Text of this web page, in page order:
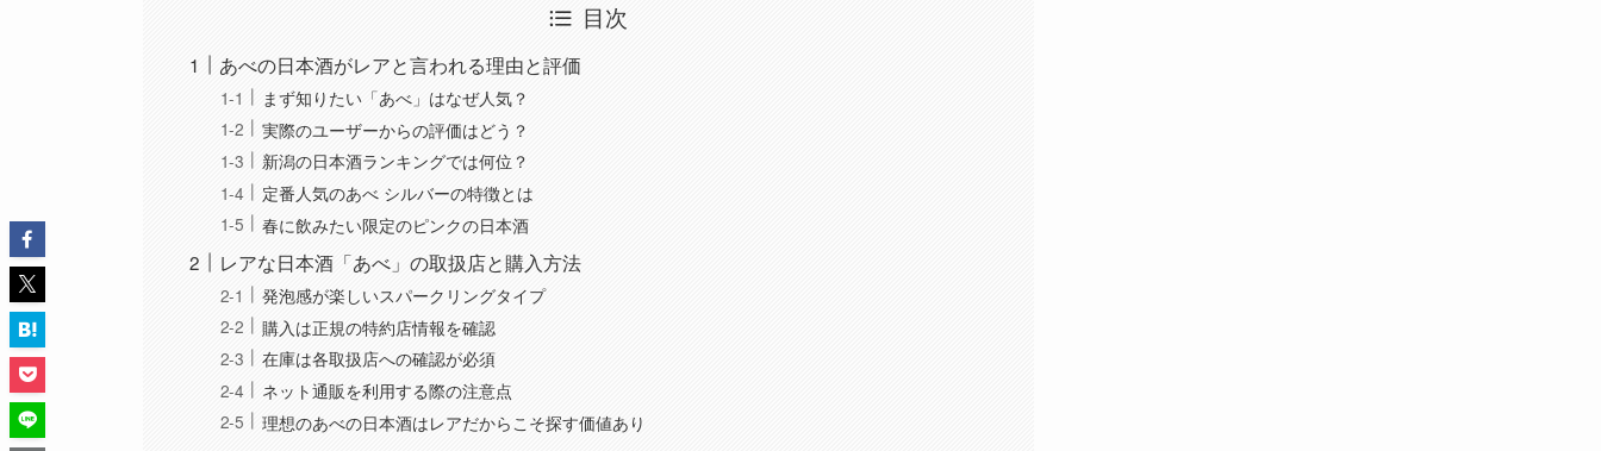
目次
あべの日本酒がレアと言われる理由と評価
まず知りたい「あべ」はなぜ人気？
実際のユーザーからの評価はどう？
新潟の日本酒ランキングでは何位？
定番人気のあべ シルバーの特徴とは
春に飲みたい限定のピンクの日本酒
レアな日本酒「あべ」の取扱店と購入方法
発泡感が楽しいスパークリングタイプ
購入は正規の特約店情報を確認
在庫は各取扱店への確認が必須
ネット通販を利用する際の注意点
理想のあべの日本酒はレアだからこそ探す価値あり